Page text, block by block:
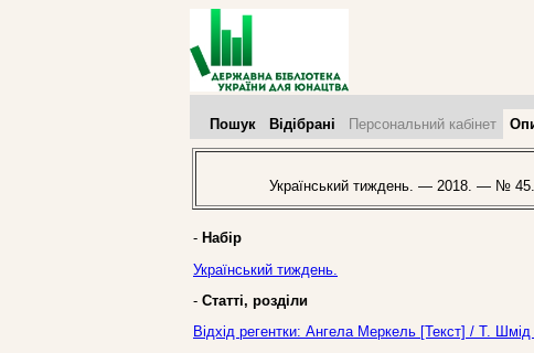
Пошук Відібрані Персональний кабінет
Український тиждень. — 2018. — № 45.
- Набір
Український тиждень.
- Статті, розділи
Відхід регентки: Ангела Меркель [Текст] / Т.